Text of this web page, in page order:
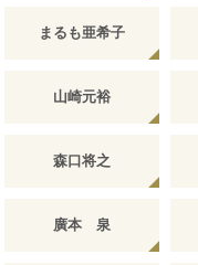
まるも亜希子
山崎元裕
森口将之
廣本 泉